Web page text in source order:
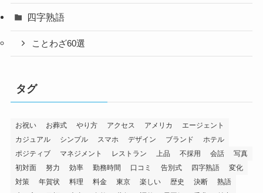
四字熟語
ことわざ60選
タグ
お祝い お葬式 やり方 アクセス アメリカ
エージェント
カジュアル
シンプル スマホ デザイン ブランド
ホテル
ポジティブ
マネジメント レストラン 上品 不採用 会話
写真
初対面
努力 効率 勤務時間 口コミ 告別式 四字熟語
変化
対策
年賀状 料理 料金 東京 楽しい 歴史 決断
熟語